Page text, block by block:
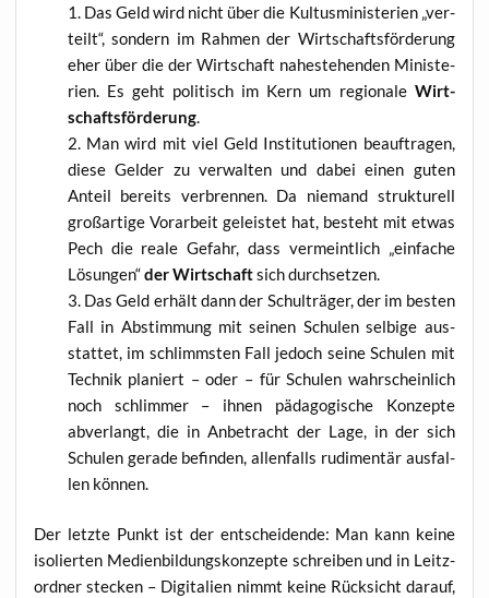
Das Geld wird nicht über die Kul­tus­mi­nis­te­ri­en „ver­
teilt“, son­dern im Rah­men der Wirt­schafts­för­de­rung
eher über die der Wirt­schaft nahe­ste­hen­den Minis­te­
ri­en. Es geht poli­tisch im Kern um regio­na­le Wirt­
schafts­för­de­rung.
Man wird mit viel Geld Insti­tu­tio­nen beauf­tra­gen,
die­se Gel­der zu ver­wal­ten und dabei einen guten
Anteil bereits ver­bren­nen. Da nie­mand struk­tu­rell
groß­ar­ti­ge Vor­ar­beit geleis­tet hat, besteht mit etwas
Pech die rea­le Gefahr, dass ver­meint­lich „ein­fa­che
Lösun­gen“der Wirt­schaftsich durchsetzen.
Das Geld erhält dann der Schul­trä­ger, der im bes­ten
Fall in Abstim­mung mit sei­nen Schu­len sel­bi­ge aus­
stat­tet, im schlimms­ten Fall jedoch sei­ne Schu­len mit
Tech­nik pla­niert – oder – für Schu­len wahr­schein­lich
noch schlim­mer – ihnen päd­ago­gi­sche Kon­zep­te
abver­langt, die in Anbe­tracht der Lage, in der sich
Schu­len gera­de befin­den, allen­falls rudi­men­tär aus­fal­
len können.
Der letz­te Punkt ist der ent­schei­den­de: Man kann kei­ne
iso­lier­ten Medi­en­bil­dungs­kon­zep­te schrei­ben und in Leit­z­
ord­ner ste­cken – Digi­ta­li­en nimmt kei­ne Rück­sicht dar­auf,